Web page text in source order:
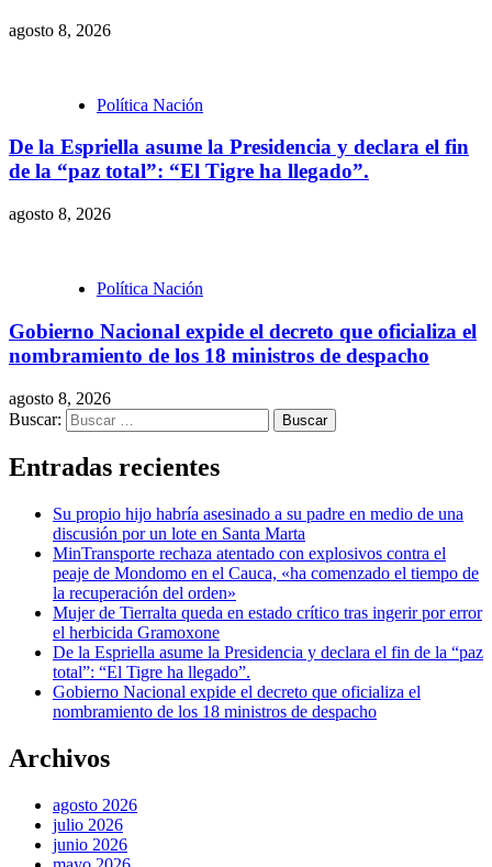
agosto 8, 2026
Política Nación
De la Espriella asume la Presidencia y declara el fin
de la “paz total”: “El Tigre ha llegado”.
agosto 8, 2026
Política Nación
Gobierno Nacional expide el decreto que oficializa el
nombramiento de los 18 ministros de despacho
agosto 8, 2026
Buscar:
Entradas recientes
Su propio hijo habría asesinado a su padre en medio de una
discusión por un lote en Santa Marta
MinTransporte rechaza atentado con explosivos contra el
peaje de Mondomo en el Cauca, «ha comenzado el tiempo de
la recuperación del orden»
Mujer de Tierralta queda en estado crítico tras ingerir por error
el herbicida Gramoxone
De la Espriella asume la Presidencia y declara el fin de la “paz
total”: “El Tigre ha llegado”.
Gobierno Nacional expide el decreto que oficializa el
nombramiento de los 18 ministros de despacho
Archivos
agosto 2026
julio 2026
junio 2026